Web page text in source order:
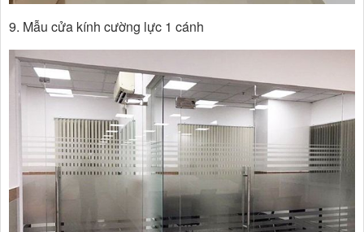
9. Mẫu cửa kính cường lực 1 cánh